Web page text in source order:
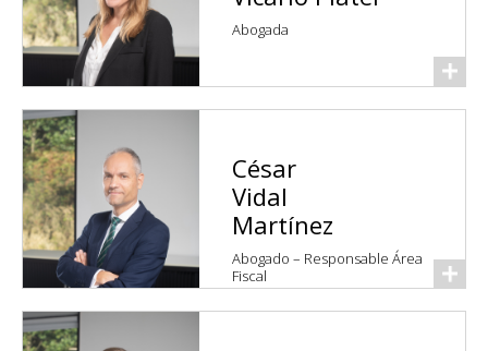
Abogada
César
Vidal
Martínez
Abogado – Responsable Área
Fiscal